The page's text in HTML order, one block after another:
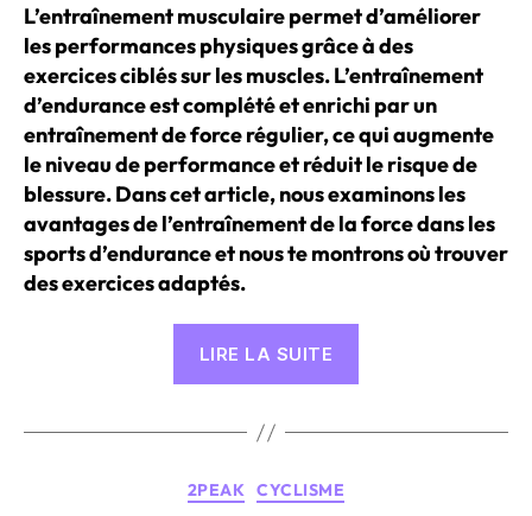
L’entraînement musculaire permet d’améliorer
les performances physiques grâce à des
exercices ciblés sur les muscles. L’entraînement
d’endurance est complété et enrichi par un
entraînement de force régulier, ce qui augmente
le niveau de performance et réduit le risque de
blessure. Dans cet article, nous examinons les
avantages de l’entraînement de la force dans les
sports d’endurance et nous te montrons où trouver
des exercices adaptés.
LIRE LA SUITE
les
Catégories
2PEAK CYCLISME